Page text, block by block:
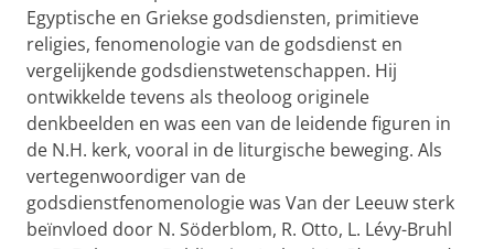
Egyptische en Griekse godsdiensten, primitieve
religies, fenomenologie van de godsdienst en
vergelijkende godsdienstwetenschappen. Hij
ontwikkelde tevens als theoloog originele
denkbeelden en was een van de leidende figuren in
de N.H. kerk, vooral in de liturgische beweging. Als
vertegenwoordiger van de
godsdienstfenomenologie was Van der Leeuw sterk
beïnvloed door N. Söderblom, R. Otto, L. Lévy-Bruhl